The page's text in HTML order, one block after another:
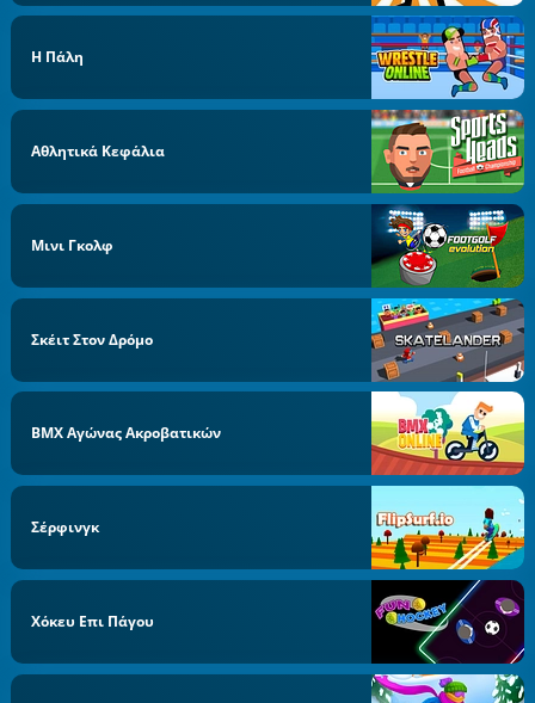
Η Πάλη
Αθλητικά Κεφάλια
Μινι Γκολφ
Σκέιτ Στον Δρόμο
BMX Αγώνας Ακροβατικών
Σέρφινγκ
Χόκευ Επι Πάγου